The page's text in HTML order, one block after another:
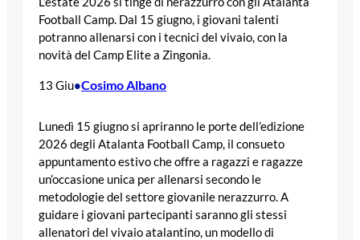
Football Camp. Dal 15 giugno, i giovani talenti
potranno allenarsi con i tecnici del vivaio, con la
novità del Camp Elite a Zingonia.
13 Giu•Cosimo Albano
Lunedì 15 giugno si apriranno le porte dell’edizione
2026 degli Atalanta Football Camp, il consueto
appuntamento estivo che offre a ragazzi e ragazze
un’occasione unica per allenarsi secondo le
metodologie del settore giovanile nerazzurro. A
guidare i giovani partecipanti saranno gli stessi
allenatori del vivaio atalantino, un modello di